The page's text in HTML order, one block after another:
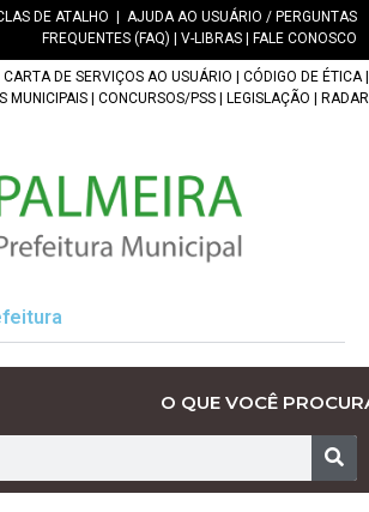
DE ATALHO
AJUDA AO USUÁRIO / PERGUNTAS
FREQUENTES (FAQ)
V-LIBRAS FALE CONOSCO
CARTA DE SERVIÇOS AO USUÁRIO CÓDIGO DE ÉTICA|
MUNICIPAIS
CONCURSOS/PSS LEGISLAÇÃO RADAR
O QUE VOCÊ